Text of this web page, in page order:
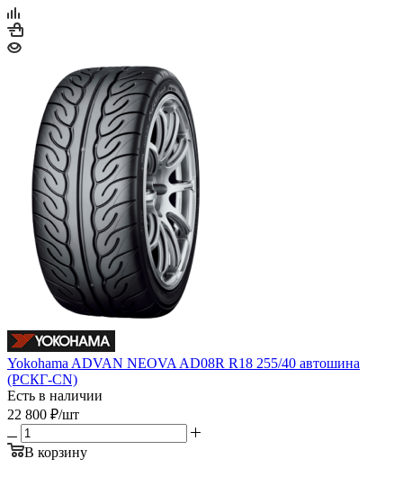
Yokohama ADVAN NEOVA AD08R R18 255/40 автошина
(РСКГ-CN)
Есть в наличии
22 800 ₽/шт
В корзину